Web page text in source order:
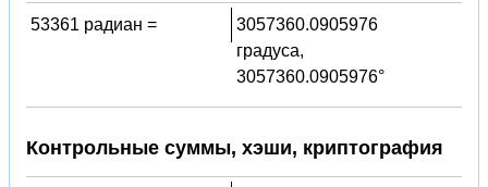
53361 радиан =
3057360.0905976
градуса,
3057360.0905976°
Контрольные суммы, хэши, криптография